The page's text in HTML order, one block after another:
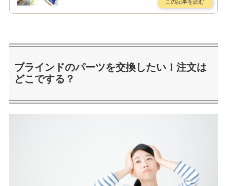
ブラインドのパーツを交換したい！注文は
どこでする？